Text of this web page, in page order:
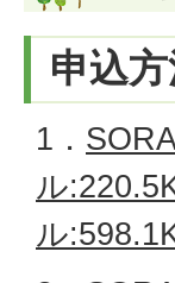
申込
1．
ル
ル